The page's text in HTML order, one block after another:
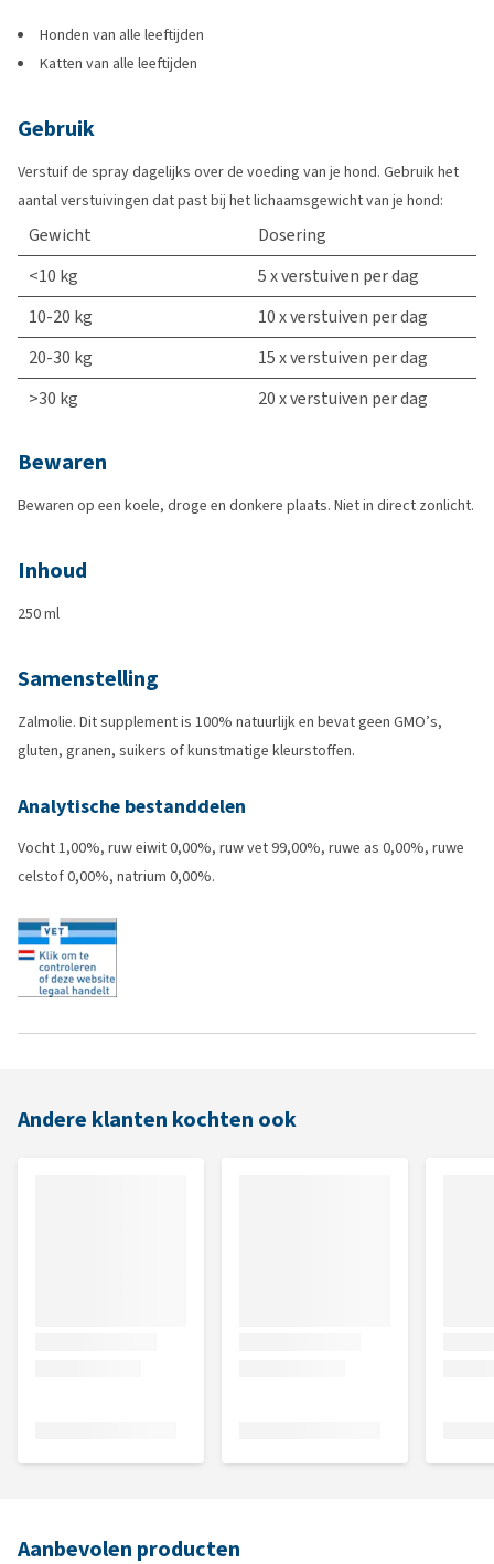
Honden van alle leeftijden
Katten van alle leeftijden
Gebruik
Verstuif de spray dagelijks over de voeding van je hond. Gebruik het
aantal verstuivingen dat past bij het lichaamsgewicht van je hond:
Gewicht
Dosering
<10 kg
5 x verstuiven per dag
10-20 kg
10 x verstuiven per dag
20-30 kg
15 x verstuiven per dag
>30 kg
20 x verstuiven per dag
Bewaren
Bewaren op een koele, droge en donkere plaats. Niet in direct zonlicht.
Inhoud
250 ml
Samenstelling
Zalmolie. Dit supplement is 100% natuurlijk en bevat geen GMO’s,
gluten, granen, suikers of kunstmatige kleurstoffen.
Analytische bestanddelen
Vocht 1,00%, ruw eiwit 0,00%, ruw vet 99,00%, ruwe as 0,00%, ruwe
celstof 0,00%, natrium 0,00%.
Andere klanten kochten ook
Aanbevolen producten